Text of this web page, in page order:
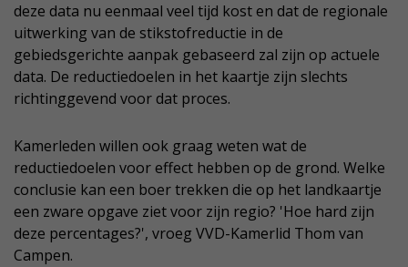
deze data nu eenmaal veel tijd kost en dat de regionale
uitwerking van de stikstofreductie in de
gebiedsgerichte aanpak gebaseerd zal zijn op actuele
data. De reductiedoelen in het kaartje zijn slechts
richtinggevend voor dat proces.
Kamerleden willen ook graag weten wat de
reductiedoelen voor effect hebben op de grond. Welke
conclusie kan een boer trekken die op het landkaartje
een zware opgave ziet voor zijn regio? 'Hoe hard zijn
deze percentages?', vroeg VVD-Kamerlid Thom van
Campen.